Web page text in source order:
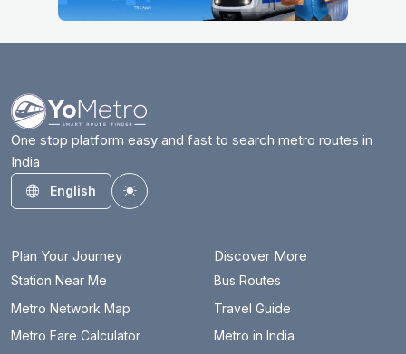
One stop platform easy and fast to search metro routes in
India
English
Toggle theme
Plan Your Journey
Station Near Me
Metro Network Map
Metro Fare Calculator
Discover More
Bus Routes
Travel Guide
Metro in India